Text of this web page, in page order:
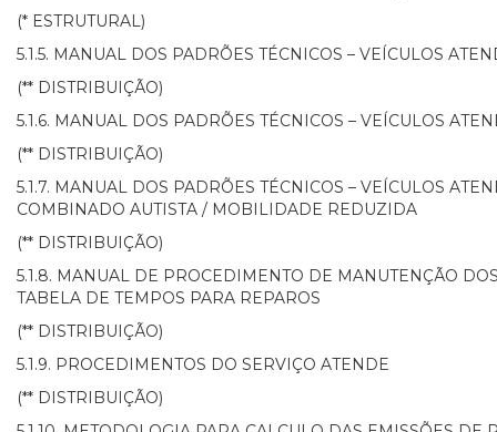
(* ESTRUTURAL)
5.1.5. MANUAL DOS PADRÕES TÉCNICOS – VEÍCULOS
(** DISTRIBUIÇÃO)
5.1.6. MANUAL DOS PADRÕES TÉCNICOS – VEÍCULOS
(** DISTRIBUIÇÃO)
5.1.7. MANUAL DOS PADRÕES TÉCNICOS – VEÍCULOS
COMBINADO AUTISTA / MOBILIDADE REDUZIDA
(** DISTRIBUIÇÃO)
5.1.8. MANUAL DE PROCEDIMENTO DE MANUTENÇÃO
TABELA DE TEMPOS PARA REPAROS
(** DISTRIBUIÇÃO)
5.1.9. PROCEDIMENTOS DO SERVIÇO ATENDE
(** DISTRIBUIÇÃO)